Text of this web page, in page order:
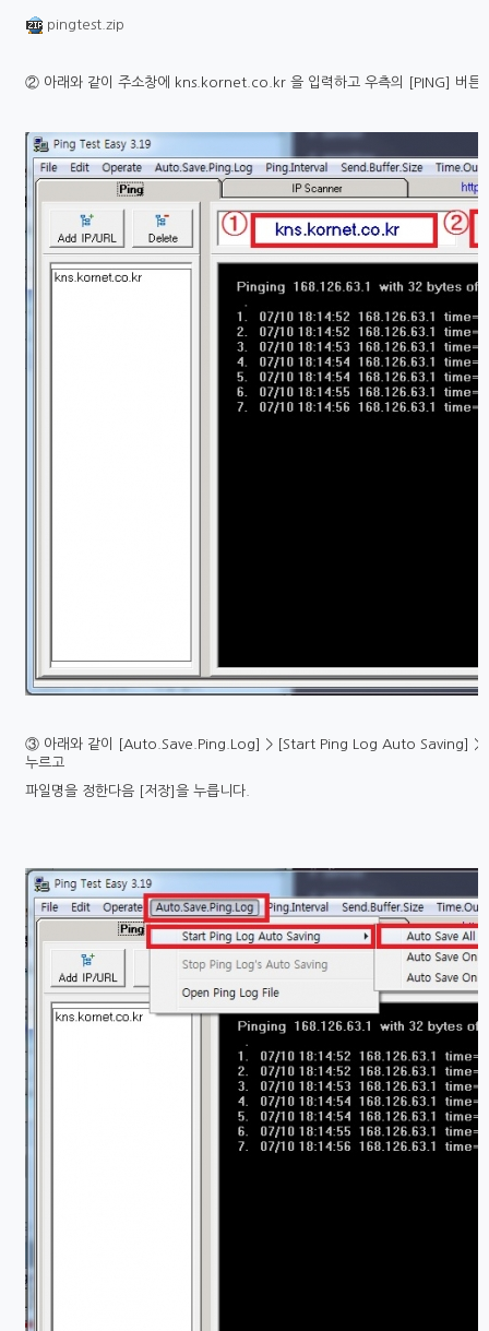
pingtest.zip
② 아래와 같이 주소창에 kns.kornet.co.kr 을 입력하고 우측의 [PING] 버튼
③ 아래와 같이 [Auto.Save.Ping.Log] > [Start Ping Log Auto Saving]
누르고
파일명을 정한다음 [저장]을 누릅니다.